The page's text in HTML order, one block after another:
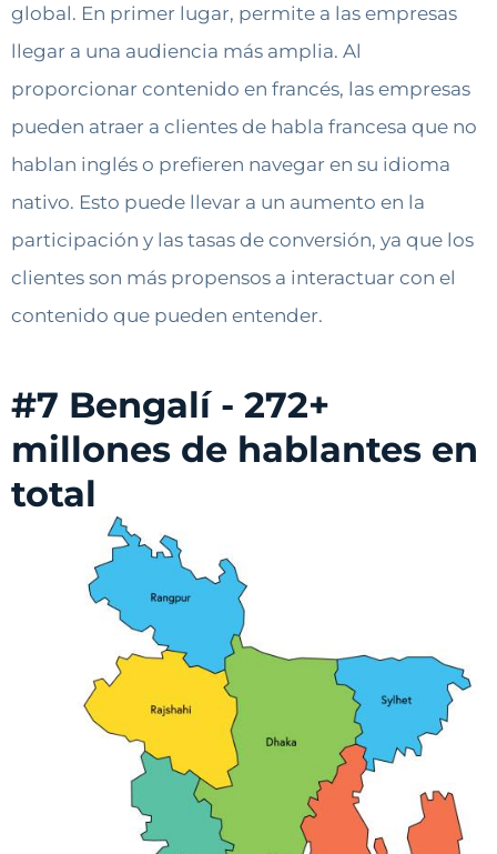
global. En primer lugar, permite a las empresas
llegar a una audiencia más amplia. Al
proporcionar contenido en francés, las empresas
pueden atraer a clientes de habla francesa que no
hablan inglés o prefieren navegar en su idioma
nativo. Esto puede llevar a un aumento en la
participación y las tasas de conversión, ya que los
clientes son más propensos a interactuar con el
contenido que pueden entender.
#7 Bengalí - 272+
millones de hablantes en
total